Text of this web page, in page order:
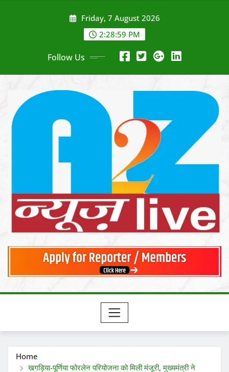
Friday, 7 August 2026
2:29:02 PM
Follow Us
Home
खगड़िया-पूर्णिया फोरलेन परियोजना को मिली मंजूरी, मुख्यमंत्री ने